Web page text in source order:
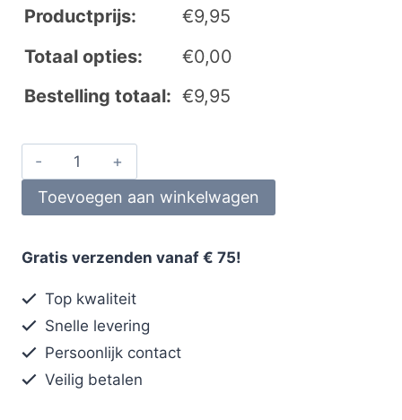
Productprijs: €9,95
Totaal opties:
€0,00
Bestelling totaal: €9,95
Toevoegen aan winkelwagen
Gratis verzenden vanaf € 75!
Top kwaliteit
Snelle levering
Persoonlijk contact
Veilig betalen